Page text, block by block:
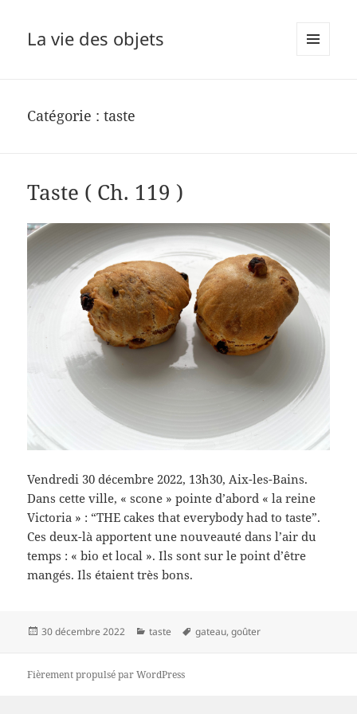
La vie des objets
Catégorie :taste
Taste ( Ch. 119 )
Vendredi 30 décembre 2022, 13h30, Aix-les-Bains.
Dans cette ville, « scone » pointe d’abord « la reine
Victoria » : “THE cakes that everybody had to taste”.
Ces deux-là apportent une nouveauté dans l’air du
temps : « bio et local ». Ils sont sur le point d’être
mangés. Ils étaient très bons.
Publié
30 décembre 2022 Catégories
taste
Mots-
gateau,goûter
Fièrement propulsé par WordPress